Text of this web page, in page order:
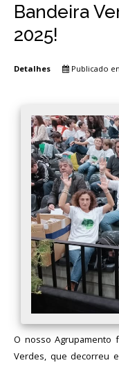
Bandeira
2025!
Detalhes Publicado
O nosso Agrupamento
Verdes, que decorreu